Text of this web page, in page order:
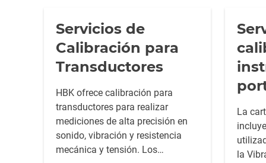
Servicios de
Calibración para
Transductores
HBK ofrece calibración para
transductores para realizar
mediciones de alta precisión en
sonido, vibración y resistencia
mecánica y tensión. Los
La
la